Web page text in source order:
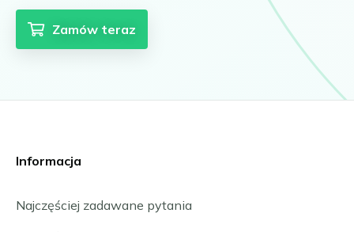
Zamów teraz
Informacja
Najczęściej zadawane pytania